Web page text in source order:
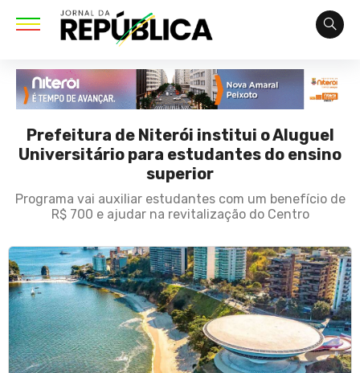
Prefeitura de Niterói institui o Aluguel
Universitário para estudantes do ensino
superior
Programa vai auxiliar estudantes com um benefício de
R$ 700 e ajudar na revitalização do Centro